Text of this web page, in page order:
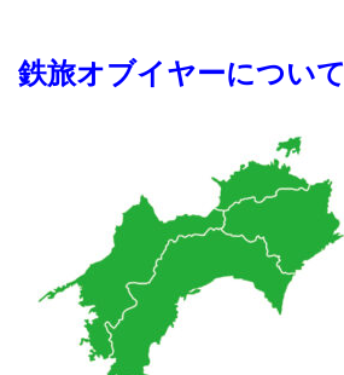
鉄旅オブイヤーについて